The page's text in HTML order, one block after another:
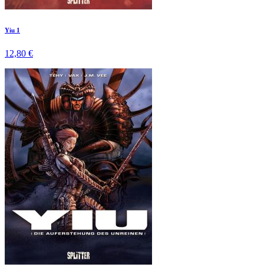
Yiu 1
12,80 €